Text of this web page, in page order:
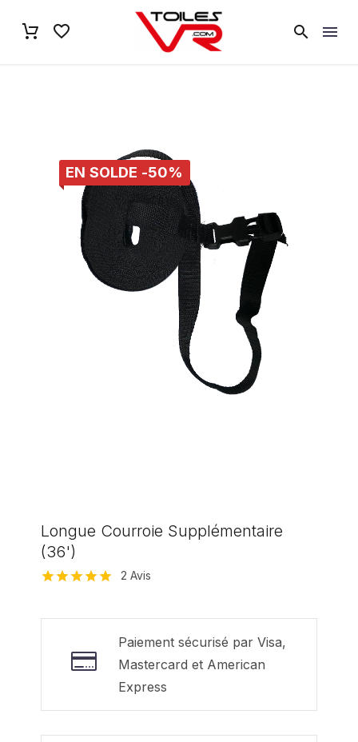
EN SOLDE -50%
Longue Courroie Supplémentaire
(36')
client
2 Avis
Paiement sécurisé par Visa,
Mastercard et American
Express